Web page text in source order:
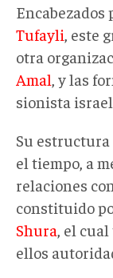
Encabezados
Tufayli , este
otra
Amal , y las
sionista
Su
el tiempo, a
relaciones
constituido
Shura , el
ellos